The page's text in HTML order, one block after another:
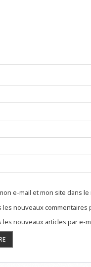
e-mail et mon site dans
nouveaux commentaires
nouveaux articles par e-